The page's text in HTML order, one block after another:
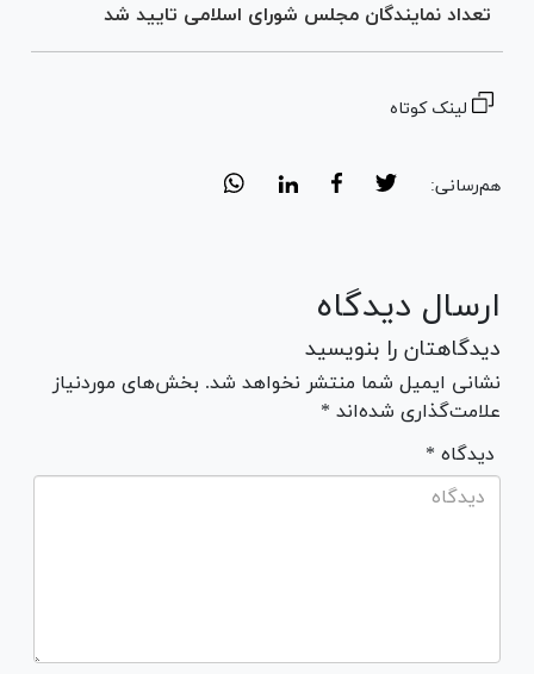
تعداد نمایندگان مجلس شورای اسلامی تایید شد
لینک کوتاه
هم‌رسانی:
ارسال دیدگاه
دیدگاهتان را بنویسید
نشانی ایمیل شما منتشر نخواهد شد. بخش‌های موردنیاز
علامت‌گذاری شده‌اند *
* دیدگاه